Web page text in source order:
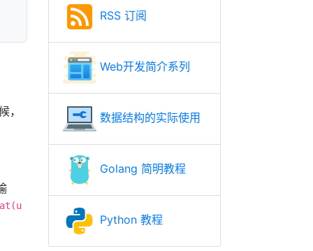
，
RSS 订阅
Web开发简介系列
数据结构的实际使用
Golang 简明教程
Python 教程